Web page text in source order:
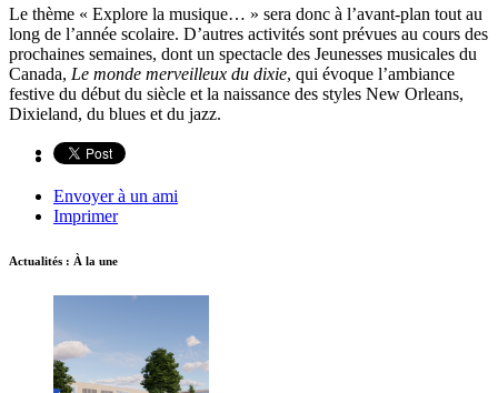
Le thème « Explore la musique… » sera donc à l’avant-plan tout au
long de l’année scolaire. D’autres activités sont prévues au cours des
prochaines semaines, dont un spectacle des Jeunesses musicales du
Canada, Le monde merveilleux du dixie, qui évoque l’ambiance
festive du début du siècle et la naissance des styles New Orleans,
Dixieland, du blues et du jazz.
Envoyer à un ami
Imprimer
Actualités : À la une